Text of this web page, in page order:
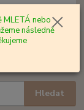
Hledat
za0,00 Kč
MLETÁ nebo
následně